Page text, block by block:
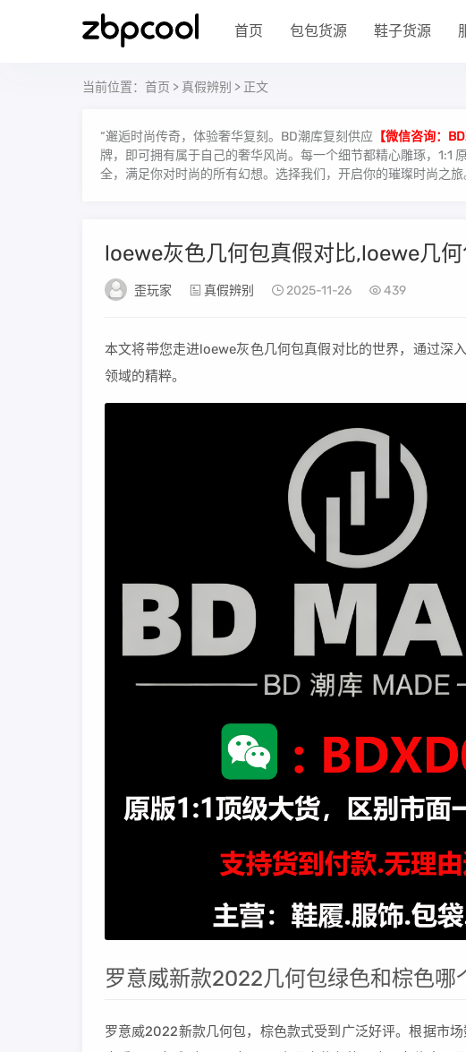
首页 包包货源 鞋子货源
当前位置： 首页 > 真假辨别 > 正文
“邂逅时尚传奇，体验奢华复刻。BD潮库复刻供应 【微信咨询：
牌，即可拥有属于自己的奢华风尚。每一个细节都精心雕琢，1:1
全，满足你对时尚的所有幻想。选择我们，开启你的璀璨时尚之旅
loewe灰色几何包真假对比,loewe几何
歪玩家 真假辨别 2025-11-26 439
本文将带您走进loewe灰色几何包真假对比的世界，通过深
领域的精粹。
罗意威新款2022几何包绿色和棕色哪
罗意威2022新款几何包，棕色款式受到广泛好评。根据市